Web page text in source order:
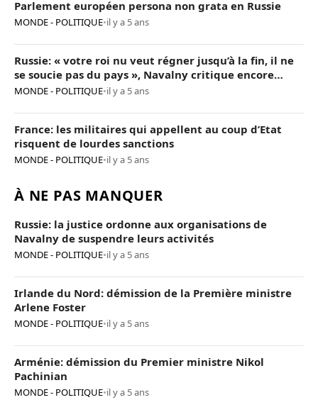
Parlement européen persona non grata en Russie
MONDE - POLITIQUE•il y a 5 ans
Russie: « votre roi nu veut régner jusqu’à la fin, il ne
se soucie pas du pays », Navalny critique encore
Poutine
MONDE - POLITIQUE•il y a 5 ans
France: les militaires qui appellent au coup d’Etat
risquent de lourdes sanctions
MONDE - POLITIQUE•il y a 5 ans
À NE PAS MANQUER
Russie: la justice ordonne aux organisations de
Navalny de suspendre leurs activités
MONDE - POLITIQUE•il y a 5 ans
Irlande du Nord: démission de la Première ministre
Arlene Foster
MONDE - POLITIQUE•il y a 5 ans
Arménie: démission du Premier ministre Nikol
Pachinian
MONDE - POLITIQUE•il y a 5 ans